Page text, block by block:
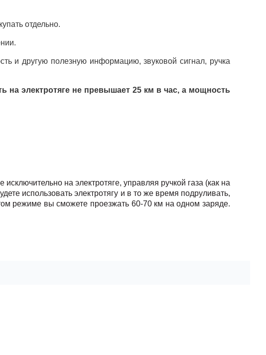
отдельно.
и другую полезную информацию, звуковой сигнал, ручка
электротяге не превышает 25 км в час, а мощность
на электротяге, управляя ручкой газа (как на
использовать электротягу и в то же время подруливать,
режиме вы сможете проезжать 60-70 км на одном заряде.